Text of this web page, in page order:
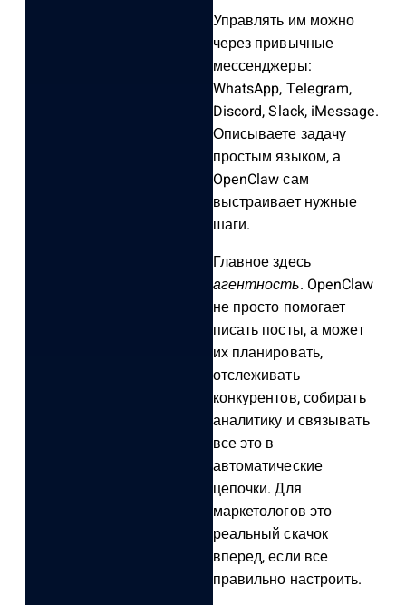
Управлять им можно
через привычные
мессенджеры:
WhatsApp, Telegram,
Discord, Slack, iMessage.
Описываете задачу
простым языком, а
OpenClaw сам
выстраивает нужные
шаги.
Главное здесь
агентность. OpenClaw
не просто помогает
писать посты, а может
их планировать,
отслеживать
конкурентов, собирать
аналитику и связывать
все это в
автоматические
цепочки. Для
маркетологов это
реальный скачок
вперед, если все
правильно настроить.